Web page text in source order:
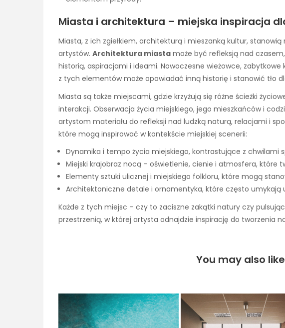
Miasta i architektura – miejska inspiracja
Miasta, z ich zgiełkiem, architekturą i mieszanką kultur,
artystów. Architektura miasta może być refleksją nad
historią, aspiracjami i ideami. Nowoczesne wieżowce,
z tych elementów może opowiadać inną historię i stanowić tło
Miasta są także miejscami, gdzie krzyżują się różne ścieżki
interakcji. Obserwacja życia miejskiego, jego mieszkańców i
artystom materiału do refleksji nad ludzką naturą, relacjami i
które mogą inspirować w kontekście miejskiej scenerii:
Dynamika i tempo życia miejskiego, kontrastujące z chwilami
Miejski krajobraz nocą – oświetlenie, cienie i atmosfera, które
Elementy sztuki ulicznej i miejskiego folkloru, które mogą
Architektoniczne detale i ornamentyka, które często umykają
Każde z tych miejsc – czy to zaciszne zakątki natury czy
przestrzenią, w której artysta odnajdzie inspirację do tworzenia
You may also like